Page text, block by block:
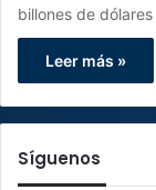
billones de
Leer más »
Síguenos